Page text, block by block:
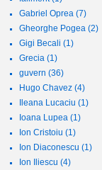
Gabriel Oprea (7)
Gheorghe Pogea (2)
Gigi Becali (1)
Grecia (1)
guvern (36)
Hugo Chavez (4)
Ileana Lucaciu (1)
Ioana Lupea (1)
Ion Cristoiu (1)
Ion Diaconescu (1)
Ion Iliescu (4)